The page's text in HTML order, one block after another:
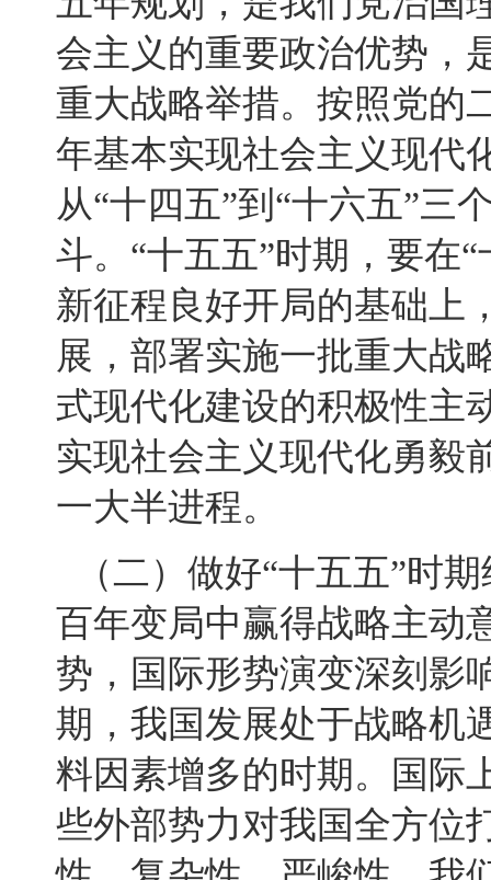
会主义的重要政治优势，
重大战略举措。按照党的
年基本实现社会主义现代
从“十四五”到“十六五”三
斗。“十五五”时期，要在
新征程良好开局的基础上
展，部署实施一批重大战
式现代化建设的积极性主
实现社会主义现代化勇毅
一大半进程。
（二）做好“十五五”时
百年变局中赢得战略主动
势，国际形势演变深刻影
期，我国发展处于战略机
料因素增多的时期。国际
些外部势力对我国全方位